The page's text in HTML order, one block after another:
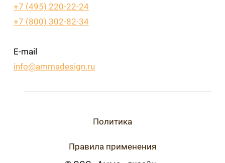
+7 (495) 220-22-24
+7 (800) 302-82-34
E-mail
info@ammadesign.ru
Политика
Правила применения